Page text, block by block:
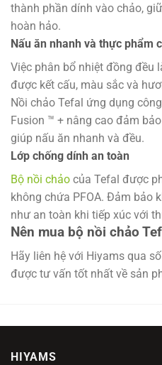
thành phần dính vào chảo,
hoàn hảo.
Nấu ăn nhanh và thực phẩm
Việc phân bổ nhiệt đồng đều
được kết cấu, màu sắc và
Nồi chảo Tefal ứng dụng
Fusion ™ + nâng cao đảm
giúp nấu ăn nhanh và đều.
Lớp chống dính an toàn
Bộ nồi chảo của Tefal được
không chứa PFOA. Đảm bảo
như an toàn khi tiếp xúc với
Nên mua bộ nồi chảo
Hãy liên hệ với Hiyams qua
được tư vấn tốt nhất về sản
HIYAMS